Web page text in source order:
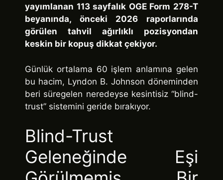
yayımlanan 113 sayfalık OGE Form 278-T
beyanında, önceki 2026 raporlarında
görülen tahvil ağırlıklı pozisyondan
keskin bir kopuş dikkat çekiyor.
Günlük ortalama 60 işlem anlamına gelen
bu hacim, Lyndon B. Johnson döneminden
beri süregelen neredeyse kesintisiz “blind-
trust” sistemini geride bırakıyor.
Blind-Trust
Geleneğinde Eşi